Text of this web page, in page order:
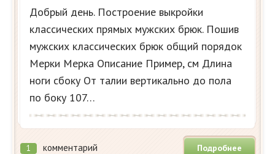
Добрый день. Построение выкройки
классических прямых мужских брюк. Пошив
мужских классических брюк общий порядок
Мерки Мерка Описание Пример, см Длина
ноги сбоку От талии вертикально до пола
по боку 107…
1 комментарий Подробнее